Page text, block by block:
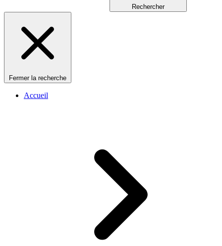
Rechercher
Fermer la recherche
Accueil